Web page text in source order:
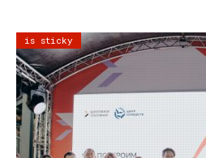
is sticky